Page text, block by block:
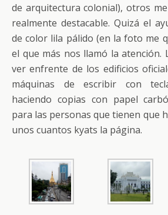
de arquitectura colonial), otros
realmente destacable. Quizá el
de color lila pálido (en la foto me
el que más nos llamó la atención.
ver enfrente de los edificios
máquinas de escribir con
haciendo copias con papel
para las personas que tienen que
unos cuantos kyats la página.